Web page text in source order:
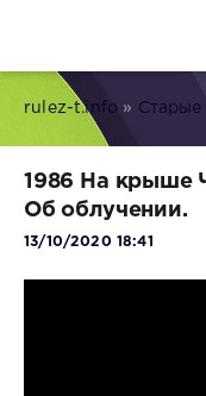
rulez-t.info » Старые
1986 На крыше
Об облучении.
13/10/2020 18:41